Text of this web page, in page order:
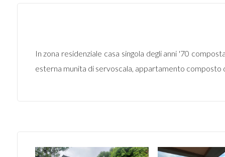
In zona residenziale casa singola degli anni '70
esterna munita di servoscala, appartamento composto